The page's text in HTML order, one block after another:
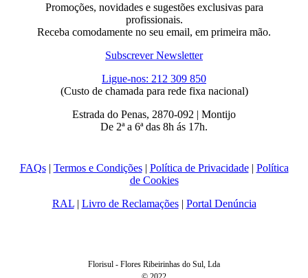
Promoções, novidades e sugestões exclusivas para
profissionais.
Receba comodamente no seu email, em primeira mão.
Subscrever Newsletter
Ligue-nos: 212 309 850
(Custo de chamada para rede fixa nacional)
Estrada do Penas, 2870-092 | Montijo
De 2ª a 6ª das 8h ás 17h.
FAQs| Termos e Condições| Política de Privacidade| Política
de Cookies
RAL| Livro de Reclamações| Portal Denúncia
Florisul - Flores Ribeirinhas do Sul, Lda